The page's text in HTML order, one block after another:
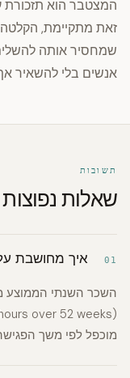
המצטבר הוא תזכורת
שמחסיר אותה
אנשים בלי להשאיר
תשובות
שאלות נפוצות
01 איך מחושבת
מוכפל לפי משך